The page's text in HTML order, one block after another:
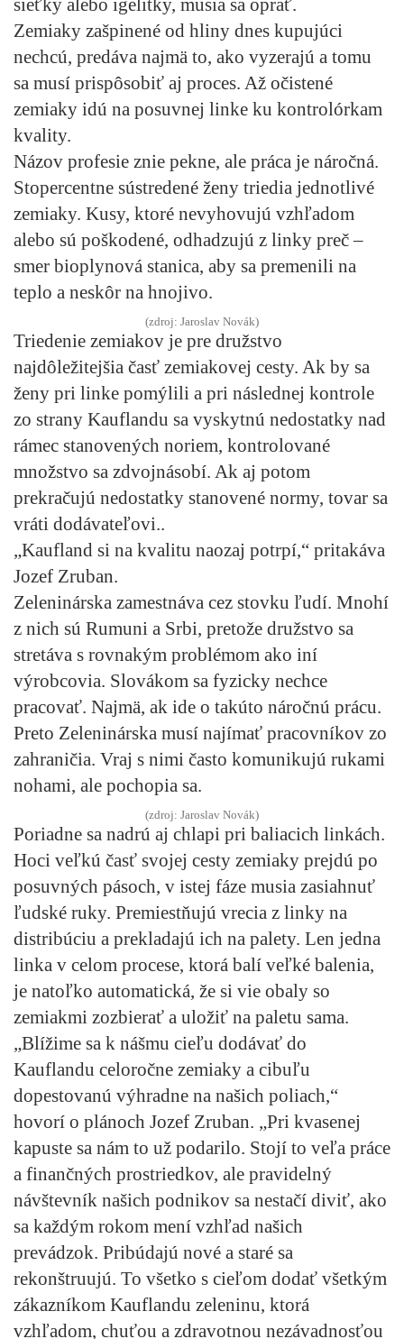
sieťky alebo igelitky, musia sa oprať.
Zemiaky zašpinené od hliny dnes kupujúci
nechcú, predáva najmä to, ako vyzerajú a tomu
sa musí prispôsobiť aj proces. Až očistené
zemiaky idú na posuvnej linke ku kontrolórkam
kvality.
Názov profesie znie pekne, ale práca je náročná.
Stopercentne sústredené ženy triedia jednotlivé
zemiaky. Kusy, ktoré nevyhovujú vzhľadom
alebo sú poškodené, odhadzujú z linky preč –
smer bioplynová stanica, aby sa premenili na
teplo a neskôr na hnojivo.
(zdroj: Jaroslav Novák)
Triedenie zemiakov je pre družstvo
najdôležitejšia časť zemiakovej cesty. Ak by sa
ženy pri linke pomýlili a pri následnej kontrole
zo strany Kauflandu sa vyskytnú nedostatky nad
rámec stanovených noriem, kontrolované
množstvo sa zdvojnásobí. Ak aj potom
prekračujú nedostatky stanovené normy, tovar sa
vráti dodávateľovi..
„Kaufland si na kvalitu naozaj potrpí,“ pritakáva
Jozef Zruban.
Zeleninárska zamestnáva cez stovku ľudí. Mnohí
z nich sú Rumuni a Srbi, pretože družstvo sa
stretáva s rovnakým problémom ako iní
výrobcovia. Slovákom sa fyzicky nechce
pracovať. Najmä, ak ide o takúto náročnú prácu.
Preto Zeleninárska musí najímať pracovníkov zo
zahraničia. Vraj s nimi často komunikujú rukami
nohami, ale pochopia sa.
(zdroj: Jaroslav Novák)
Poriadne sa nadrú aj chlapi pri baliacich linkách.
Hoci veľkú časť svojej cesty zemiaky prejdú po
posuvných pásoch, v istej fáze musia zasiahnuť
ľudské ruky. Premiestňujú vrecia z linky na
distribúciu a prekladajú ich na palety. Len jedna
linka v celom procese, ktorá balí veľké balenia,
je natoľko automatická, že si vie obaly so
zemiakmi zozbierať a uložiť na paletu sama.
„Blížime sa k nášmu cieľu dodávať do
Kauflandu celoročne zemiaky a cibuľu
dopestovanú výhradne na našich poliach,“
hovorí o plánoch Jozef Zruban. „Pri kvasenej
kapuste sa nám to už podarilo. Stojí to veľa práce
a finančných prostriedkov, ale pravidelný
návštevník našich podnikov sa nestačí diviť, ako
sa každým rokom mení vzhľad našich
prevádzok. Pribúdajú nové a staré sa
rekonštruujú. To všetko s cieľom dodať všetkým
zákazníkom Kauflandu zeleninu, ktorá
vzhľadom, chuťou a zdravotnou nezávadnosťou